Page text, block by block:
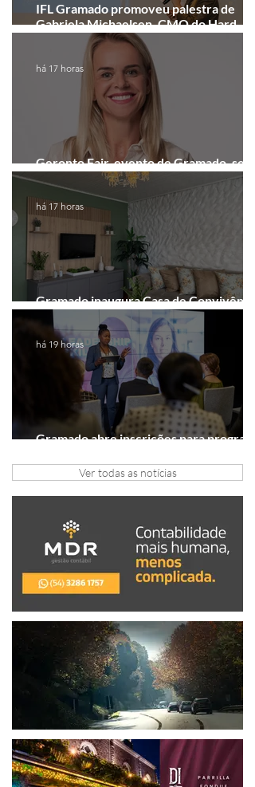
IFL Gramado promoveu palestra de
Gabriela Michaelsen, CMO do Hard
Rock Cafe Gramado
Geronto Fair, evento de Gramado, será
realizada em formato digital
há 17 horas
Gramado inaugura Casa de Convivência
dedicada às mulheres
há 17 horas
Gramado abre inscrições para programa
há 19 horas
Ver todas as notícias